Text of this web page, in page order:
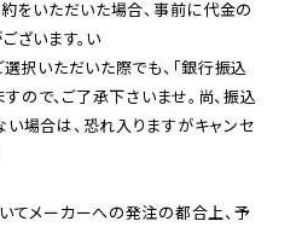
をいただいた場合、事前に代金の
ざいます。い
択いただいた際でも、「銀行振込
ので、ご了承下さいませ。尚、振込
場合は、恐れ入りますがキャンセ
メーカーへの発注の都合上、予